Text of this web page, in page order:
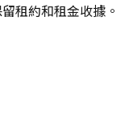
租約和租金收據。